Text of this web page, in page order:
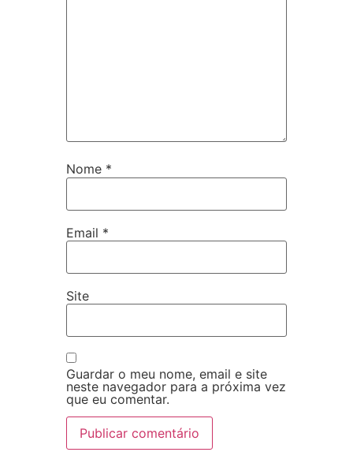
Nome *
Email *
Site
Guardar o meu nome, email e site
neste navegador para a próxima vez
que eu comentar.